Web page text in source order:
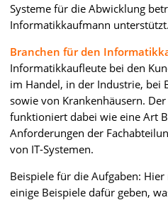
Systeme für die Abwicklung
Informatikkaufmann unterstützt.
Branchen für den
Informatikkaufleute bei den
im Handel, in der Industrie, bei
sowie von Krankenhäusern.
funktioniert dabei wie eine Art
Anforderungen der
von IT-Systemen.
Beispiele für die Aufgaben:
einige Beispiele dafür geben,